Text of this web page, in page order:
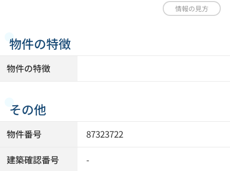
情報の見方
物件の特徴
物件の特徴
その他
物件番号 87323722
建築確認番号 -